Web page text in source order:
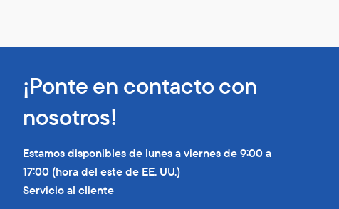
¡Ponte en contacto con
nosotros!
Estamos disponibles de lunes a viernes de 9:00 a
17:00 (hora del este de EE. UU.)
Servicio al cliente